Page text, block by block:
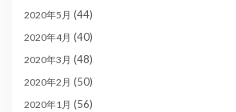
2020年5月 (44)
2020年4月 (40)
2020年3月 (48)
2020年2月 (50)
2020年1月 (56)